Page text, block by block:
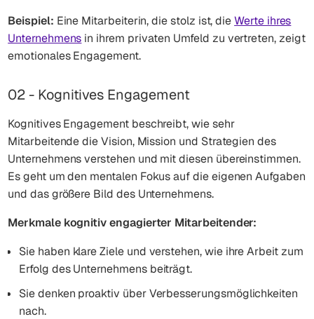
Beispiel: Eine Mitarbeiterin, die stolz ist, dieWerte ihres
Unternehmens in ihrem privaten Umfeld zu vertreten, zeigt
emotionales Engagement.
02 - Kognitives Engagement
Kognitives Engagement beschreibt, wie sehr
Mitarbeitende die Vision, Mission und Strategien des
Unternehmens verstehen und mit diesen übereinstimmen.
Es geht um den mentalen Fokus auf die eigenen Aufgaben
und das größere Bild des Unternehmens.
Merkmale kognitiv engagierter Mitarbeitender:
Sie haben klare Ziele und verstehen, wie ihre Arbeit zum
Erfolg des Unternehmens beiträgt.
Sie denken proaktiv über Verbesserungsmöglichkeiten
nach.